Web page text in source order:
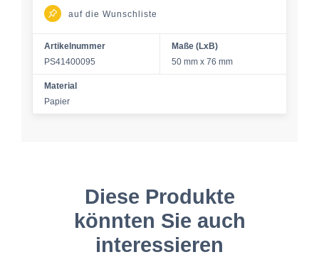
auf die Wunschliste
Artikelnummer
PS41400095
Maße (LxB)
50 mm x 76 mm
Material
Papier
Diese Produkte
könnten Sie auch
interessieren